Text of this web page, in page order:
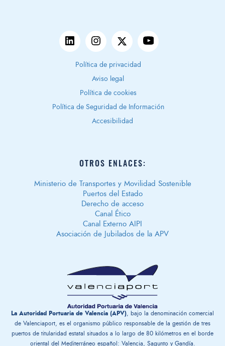
Política de privacidad
Aviso legal
Política de cookies
Política de Seguridad de Información
Accesibilidad
OTROS ENLACES:
Ministerio de Transportes y Movilidad Sostenible
Puertos del Estado
Derecho de acceso
Canal Ético
Canal Externo AIPI
Asociación de Jubilados de la APV
La Autoridad Portuaria de Valencia (APV), bajo la denominación comercial
de Valenciaport, es el organismo público responsable de la gestión ​de tres
puertos de titularidad estatal situados a lo largo de 80 kilómetros en el borde
oriental del Mediterráneo español: Valencia, Sagunto y Gandía.